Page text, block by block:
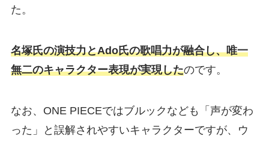
た。
名塚氏の演技力とAdo氏の歌唱力が融合し、唯一
無二のキャラクター表現が実現したのです。
なお、ONE PIECEではブルックなども「声が変わ
った」と誤解されやすいキャラクターですが、ウ